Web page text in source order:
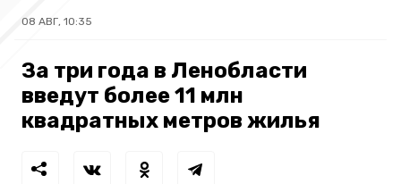
08 АВГ, 10:35
За три года в Ленобласти
введут более 11 млн
квадратных метров жилья